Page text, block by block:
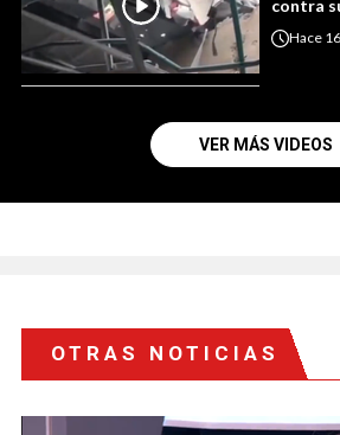
contra
Hace
VER MÁS VIDEOS
OTRAS NOTICIAS